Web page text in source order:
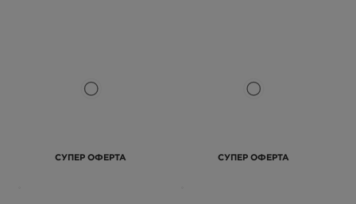
СУПЕР ОФЕРТА СУПЕР ОФЕРТА